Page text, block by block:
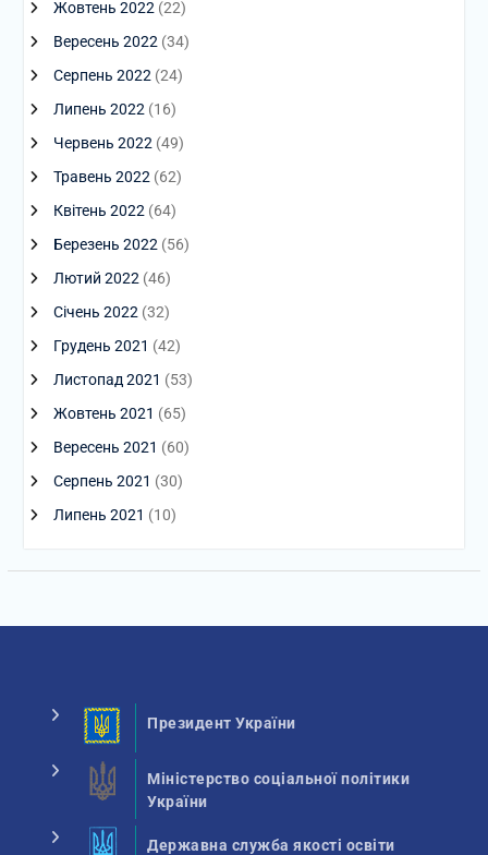
Жовтень 2022 (22)
Вересень 2022 (34)
Серпень 2022 (24)
Липень 2022 (16)
Червень 2022 (49)
Травень 2022 (62)
Квітень 2022 (64)
Березень 2022 (56)
Лютий 2022 (46)
Січень 2022 (32)
Грудень 2021 (42)
Листопад 2021 (53)
Жовтень 2021 (65)
Вересень 2021 (60)
Серпень 2021 (30)
Липень 2021 (10)
Президент України
Міністерство соціальної політики
України
Державна служба якості освіти